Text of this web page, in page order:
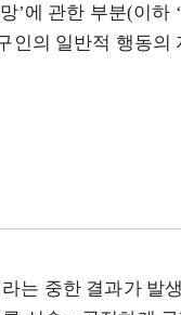
’에 관한 부분(이하
인의 일반적 행동의
는 중한 결과가 발